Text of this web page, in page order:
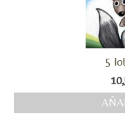
¿QUIÉN SOY?
CREACIONES
BLOG
5